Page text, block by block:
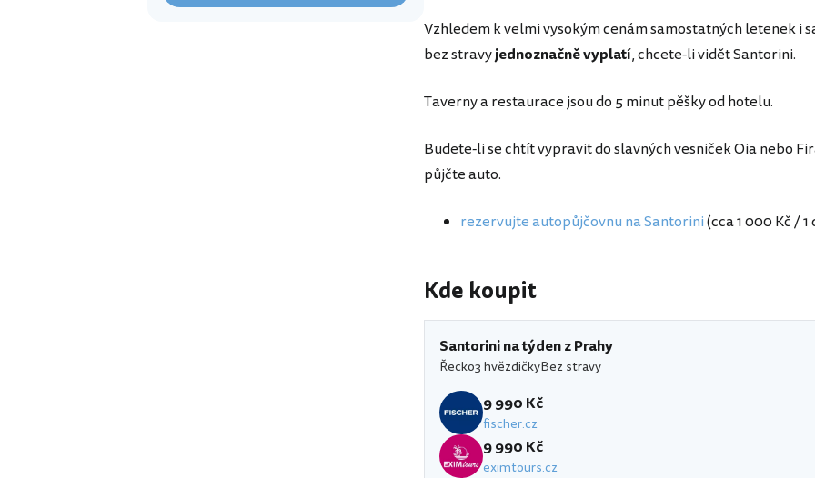
Vzhledem k velmi vysokým cenám samostatných letenek i
bez stravyjednoznačně vyplatí, chcete-li vidět Santorini.
Taverny a restaurace jsou do 5 minut pěšky od hotelu.
Budete-li se chtít vypravit do slavných vesniček Oia nebo
půjčte auto.
rezervujte autopůjčovnu na Santorini(cca 1 000 Kč / 1
Kde koupit
Santorini na týden z Prahy
Řecko3 hvězdičkyBez stravy
9 990 Kč
fischer.cz
9 990 Kč
eximtours.cz